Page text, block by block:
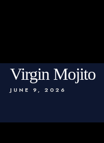
Virgin Mojito
JUNE 9, 2026